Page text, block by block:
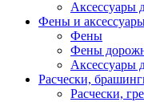
Аксессуары
Фены и
Фены
Фены
Аксессуары
Расчески,
Расчески,